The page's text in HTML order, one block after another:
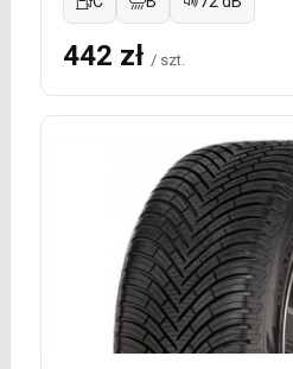
442 zł / szt.